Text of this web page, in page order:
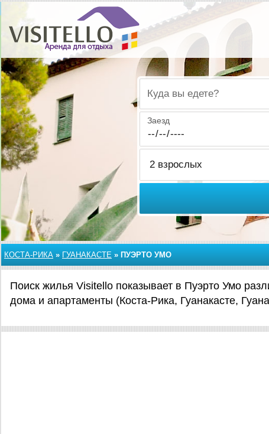
Куда вы едете?
Заезд
КОСТА-РИКА » ГУАНАКАСТЕ » ПУЭРТО УМО
Поиск жилья Visitello показывает в Пуэрто Умо
дома и апартаменты (Коста-Рика, Гуанакасте,